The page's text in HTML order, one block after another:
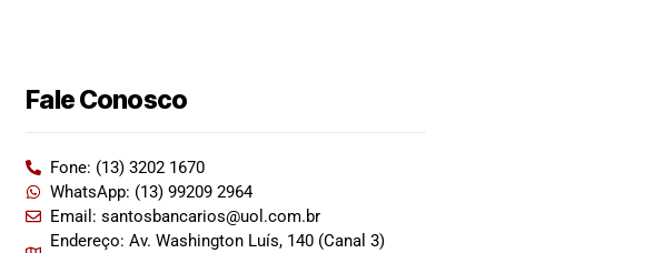
Fale Conosco
Fone: (13) 3202 1670
WhatsApp: (13) 99209 2964
Email: santosbancarios@uol.com.br
Endereço: Av. Washington Luís, 140 (Canal 3)